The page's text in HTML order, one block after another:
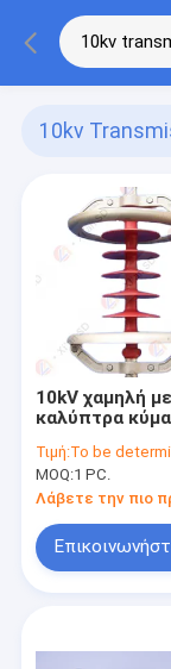
10kv
10kV χαμηλή
καλύπτρα
απαλλαγής για
γραμμή
Τιμή:To be determined by type
MOQ:1 PC.